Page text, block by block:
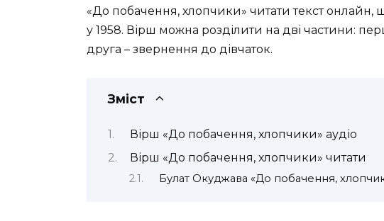
«До побачення, хлопчики» читати текст
у 1958. Вірш можна розділити на дві частини:
друга – звернення до дівчаток.
Зміст
Вірш «До побачення, хлопчики» аудіо
Вірш «До побачення, хлопчики» читати
Булат Окуджава «До побачення,